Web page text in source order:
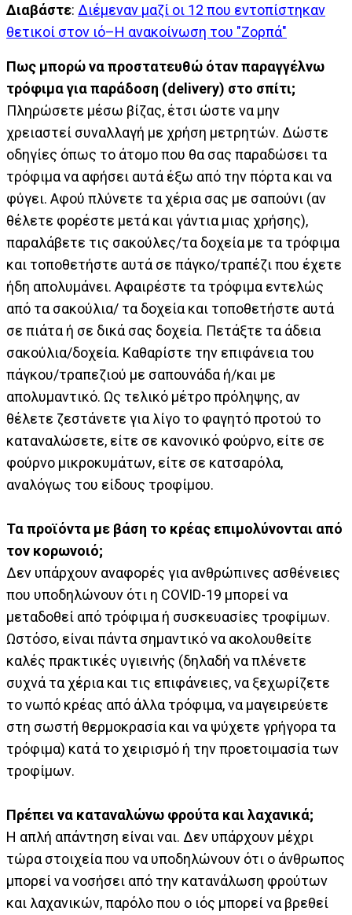
Διαβάστε: Διέμεναν μαζί οι 12 που εντοπίστηκαν
θετικοί στον ιό–Η ανακοίνωση του "Ζορπά"
Πως μπορώ να προστατευθώ όταν παραγγέλνω
τρόφιμα για παράδοση (delivery) στο σπίτι;
Πληρώσετε μέσω βίζας, έτσι ώστε να μην
χρειαστεί συναλλαγή με χρήση μετρητών. Δώστε
οδηγίες όπως το άτομο που θα σας παραδώσει τα
τρόφιμα να αφήσει αυτά έξω από την πόρτα και να
φύγει. Αφού πλύνετε τα χέρια σας με σαπούνι (αν
θέλετε φορέστε μετά και γάντια μιας χρήσης),
παραλάβετε τις σακούλες/τα δοχεία με τα τρόφιμα
και τοποθετήστε αυτά σε πάγκο/τραπέζι που έχετε
ήδη απολυμάνει. Αφαιρέστε τα τρόφιμα εντελώς
από τα σακούλια/ τα δοχεία και τοποθετήστε αυτά
σε πιάτα ή σε δικά σας δοχεία. Πετάξτε τα άδεια
σακούλια/δοχεία. Καθαρίστε την επιφάνεια του
πάγκου/τραπεζιού με σαπουνάδα ή/και με
απολυμαντικό. Ως τελικό μέτρο πρόληψης, αν
θέλετε ζεστάνετε για λίγο το φαγητό προτού το
καταναλώσετε, είτε σε κανονικό φούρνο, είτε σε
φούρνο μικροκυμάτων, είτε σε κατσαρόλα,
αναλόγως του είδους τροφίμου.
Τα προϊόντα με βάση το κρέας επιμολύνονται από
τον κορωνοιό;
Δεν υπάρχουν αναφορές για ανθρώπινες ασθένειες
που υποδηλώνουν ότι η COVID-19 μπορεί να
μεταδοθεί από τρόφιμα ή συσκευασίες τροφίμων.
Ωστόσο, είναι πάντα σημαντικό να ακολουθείτε
καλές πρακτικές υγιεινής (δηλαδή να πλένετε
συχνά τα χέρια και τις επιφάνειες, να ξεχωρίζετε
το νωπό κρέας από άλλα τρόφιμα, να μαγειρεύετε
στη σωστή θερμοκρασία και να ψύχετε γρήγορα τα
τρόφιμα) κατά το χειρισμό ή την προετοιμασία των
τροφίμων.
Πρέπει να καταναλώνω φρούτα και λαχανικά;
Η απλή απάντηση είναι ναι. Δεν υπάρχουν μέχρι
τώρα στοιχεία που να υποδηλώνουν ότι ο άνθρωπος
μπορεί να νοσήσει από την κατανάλωση φρούτων
και λαχανικών, παρόλο που ο ιός μπορεί να βρεθεί